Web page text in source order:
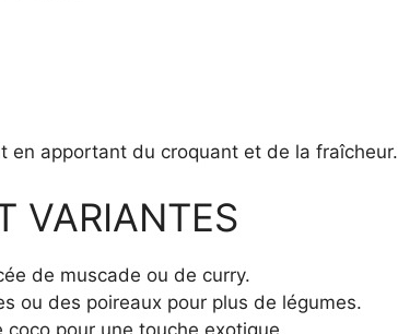
en apportant du croquant et de la fraîcheur.
VARIANTES
de muscade ou de curry.
ou des poireaux pour plus de légumes.
pour une touche exotique.